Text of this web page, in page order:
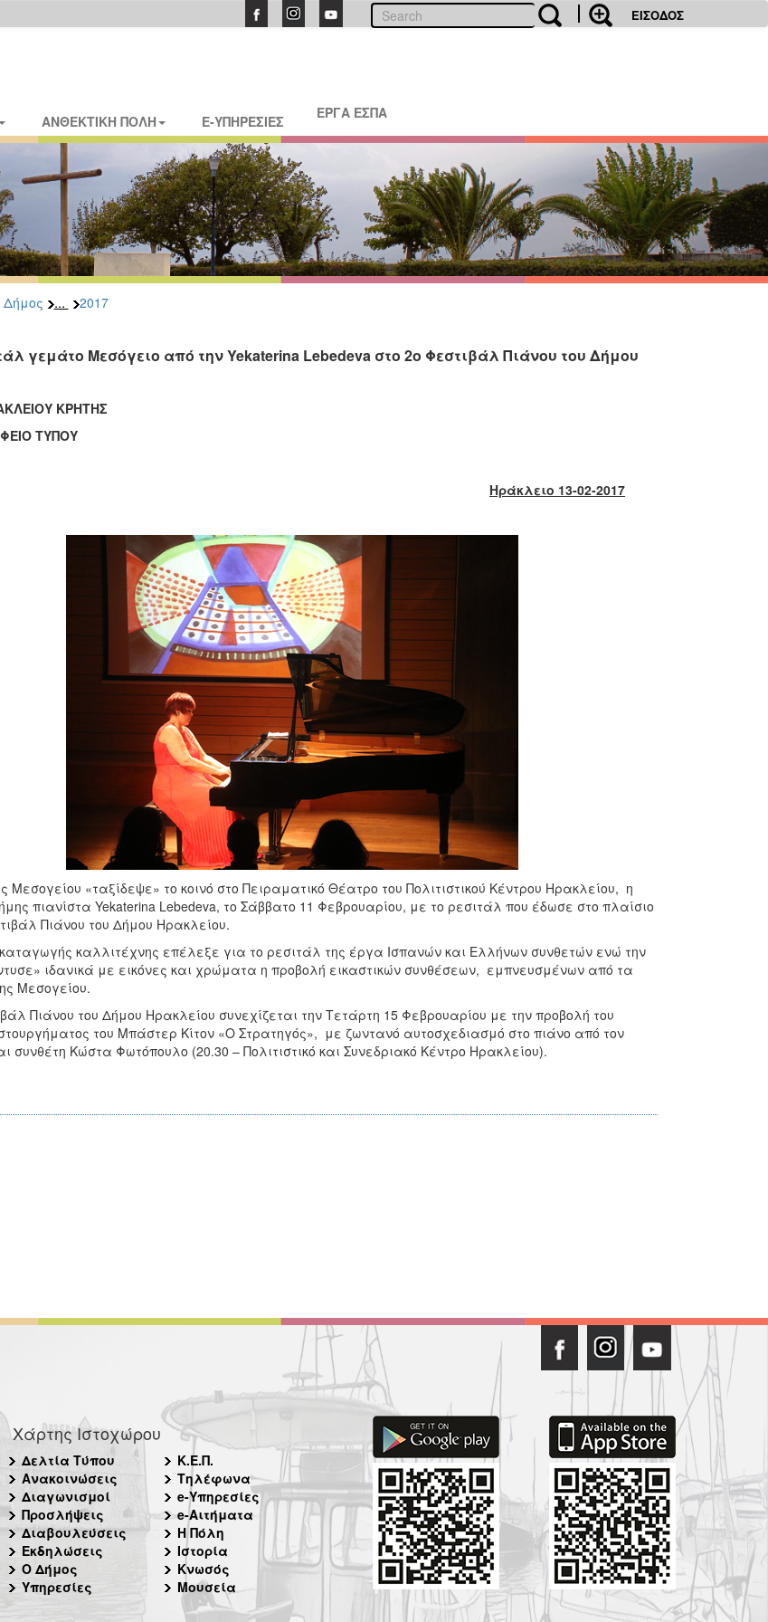
ΕΙΣΟΔΟΣ
ΑΝΘΕΚΤΙΚΗ ΠΟΛΗ E-ΥΠΗΡΕΣΙΕΣ ΕΡΓΑ ΕΣΠΑ
... 2017
γεμάτο Μεσόγειο από την Yekaterina Lebedeva στο 2ο Φεστιβάλ Πιάνου του Δήμου
ΚΡΗΤΗΣ
ΤΥΠΟΥ
Ηράκλειο 13-02-2017
Μεσογείου «ταξίδεψε» το κοινό στο Πειραματικό Θέατρο του Πολιτιστικού Κέντρου Ηρακλείου, η
πιανίστα Yekaterina Lebedeva, το Σάββατο 11 Φεβρουαρίου, με το ρεσιτάλ που έδωσε στο πλαίσιο
Πιάνου του Δήμου Ηρακλείου.
καλλιτέχνης επέλεξε για το ρεσιτάλ της έργα Ισπανών και Ελλήνων συνθετών ενώ την
ιδανικά με εικόνες και χρώματα η προβολή εικαστικών συνθέσεων, εμπνευσμένων από τα
Μεσογείου.
Πιάνου του Δήμου Ηρακλείου συνεχίζεται την Τετάρτη 15 Φεβρουαρίου με την προβολή του
του Μπάστερ Κίτον «Ο Στρατηγός», με ζωντανό αυτοσχεδιασμό στο πιάνο από τον
συνθέτη Κώστα Φωτόπουλο (20.30 – Πολιτιστικό και Συνεδριακό Κέντρο Ηρακλείου).
Χάρτης Ιστοχώρου
Δελτία Τύπου
Ανακοινώσεις
Διαγωνισμοί
Προσλήψεις
Διαβουλεύσεις
Εκδηλώσεις
Ο Δήμος
Υπηρεσίες
Κ.Ε.Π.
Τηλέφωνα
e-Υπηρεσίες
e-Αιτήματα
Η Πόλη
Ιστορία
Κνωσός
Μουσεία